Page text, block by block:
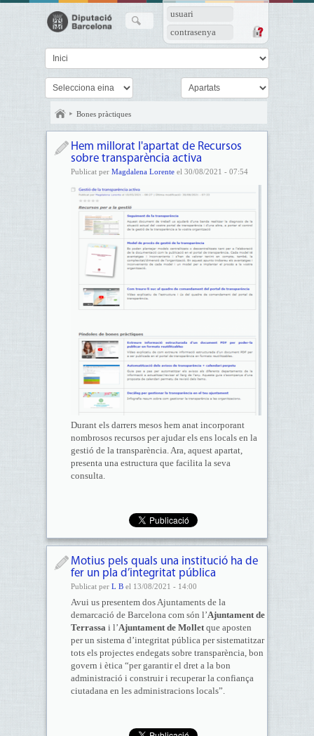
usuari
contrasenya
Bones pràctiques
Hem millorat l'apartat de Recursos
sobre transparència activa
Publicat per Magdalena Lorenteel 30/08/2021 - 07:54
Durant els darrers mesos hem anat incorporant
nombrosos recursos per ajudar els ens locals en la
gestió de la transparència. Ara, aquest apartat,
presenta una estructura que facilita la seva
consulta.
Motius pels quals una institució ha de
fer un pla d’integritat pública
Publicat per L Bel 13/08/2021 - 14:00
Avui us presentem dos Ajuntaments de la
demarcació de Barcelona com són l’Ajuntament de
Terrassai l’Ajuntament de Molletque aposten
per un sistema d’integritat pública per sistematitzar
tots els projectes endegats sobre transparència, bon
govern i ètica “per garantir el dret a la bon
administració i construir i recuperar la confiança
ciutadana en les administracions locals”.